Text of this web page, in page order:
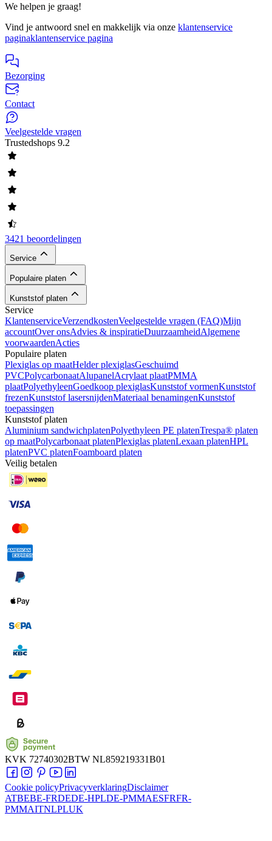
We helpen je graag!
Vind je antwoord snel en makkelijk via onze klantenservice
paginaklantenservice pagina
Bezorging
Contact
Veelgestelde vragen
Trustedshops 9.2
3421 beoordelingen
Service
Populaire platen
Kunststof platen
Service
KlantenserviceVerzendkostenVeelgestelde vragen (FAQ)Mijn
accountOver onsAdvies & inspiratieDuurzaamheidAlgemene
voorwaardenActies
Populaire platen
Plexiglas op maatHelder plexiglasGeschuimd
PVCPolycarbonaatAlupanelAcrylaat plaatPMMA
plaatPolyethyleenGoedkoop plexiglasKunststof vormenKunststof
frezenKunststof lasersnijdenMateriaal benamingenKunststof
toepassingen
Kunststof platen
Aluminium sandwichplatenPolyethyleen PE platenTrespa® platen
op maatPolycarbonaat platenPlexiglas platenLexaan platenHPL
platenPVC platenFoamboard platen
Veilig betalen
KVK 72740302BTW NL859219331B01
Cookie policyPrivacyverklaringDisclaimer
ATBEBE-FRDEDE-HPLDE-PMMAESFRFR-
PMMAITNLPLUK